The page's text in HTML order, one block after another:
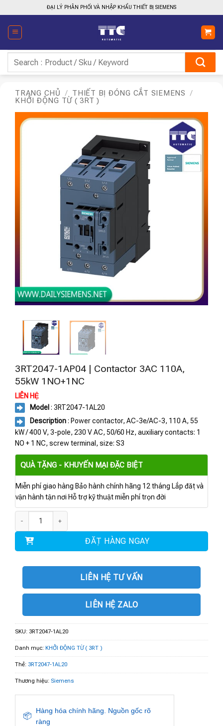
qua
nội
dung
ĐẠI LÝ PHÂN PHỐI VÀ NHẬP KHẨU THIẾT BỊ SIEMENS
kiếm:
TRANG CHỦ / THIẾT BỊ ĐÓNG CẮT SIEMENS
/
KHỞI ĐỘNG TỪ ( 3RT )
3RT2047-1AP04 | Contactor 3AC 110A,
55kW 1NO+1NC
LIÊN HỆ
Model : 3RT2047-1AL20
Description: Power contactor, AC-3e/AC-3, 110 A, 55
kW / 400 V, 3-pole, 230 V AC, 50/60 Hz, auxiliary contacts: 1
NO + 1 NC, screw terminal, size: S3
QUÀ TẶNG - KHUYẾN MẠI ĐẶC BIỆT
Miễn phí giao hàng Bảo hành chính hãng 12 tháng Lắp đặt và
vận hành tận nơi Hỗ trợ kỹ thuật miễn phí trọn đời
ĐẶT HÀNG NGAY
LIÊN HỆ TƯ VẤN
LIÊN HỆ ZALO
SKU: 3RT2047-1AL20
Danh mục: KHỞI ĐỘNG TỪ ( 3RT )
Thẻ: 3RT2047-1AL20
Thương hiệu: Siemens
📦
Hàng hóa chính hãng. Nguồn gốc rõ
ràng